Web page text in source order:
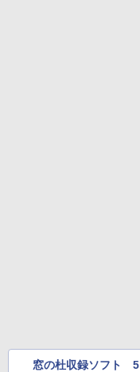
窓の杜収録ソフト 5